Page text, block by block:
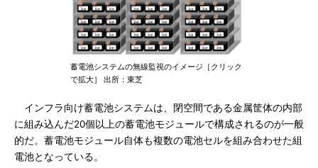
蓄電池システムの無線監視のイメージ［クリック
で拡大］ 出所：東芝
インフラ向け蓄電池システムは、閉空間である金属筐体の内部
に組み込んだ20個以上の蓄電池モジュールで構成されるのが一般
的だ。蓄電池モジュール自体も複数の電池セルを組み合わせた組
電池となっている。